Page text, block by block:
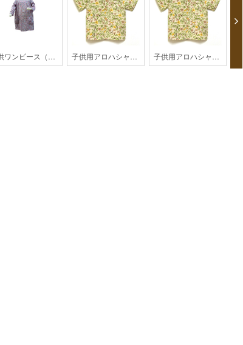
子供ワンピース（身長120cm) 子供用アロハシャツ【HK2-2003】 子供用アロハシャツ【HK2-2003】